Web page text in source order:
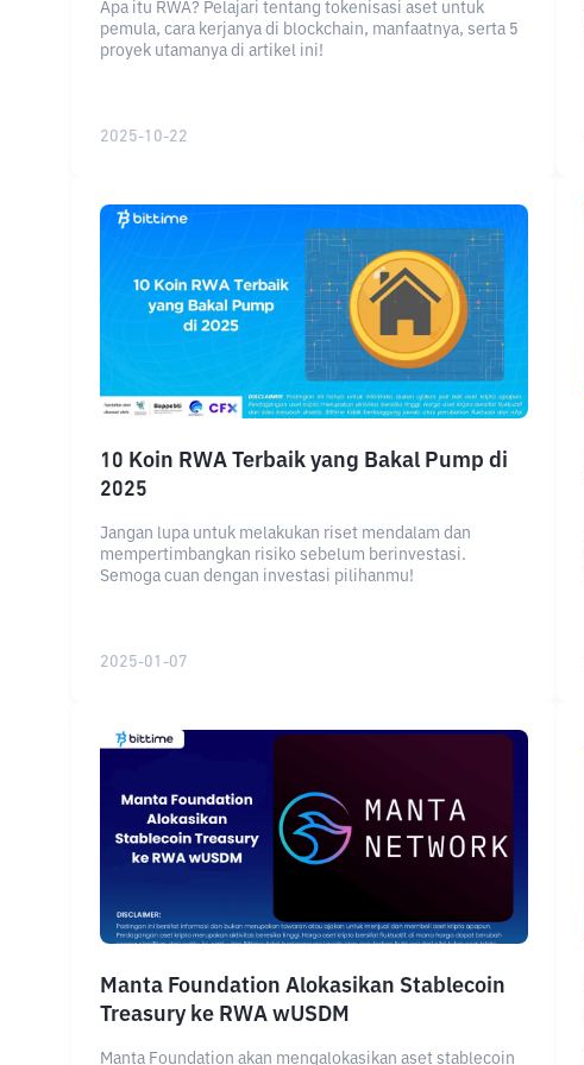
Apa itu RWA? Pelajari tentang tokenisasi aset untuk
pemula, cara kerjanya di blockchain, manfaatnya, serta 5
proyek utamanya di artikel ini!
2025-10-22
10 Koin RWA Terbaik yang Bakal Pump di
2025
Jangan lupa untuk melakukan riset mendalam dan
mempertimbangkan risiko sebelum berinvestasi.
Semoga cuan dengan investasi pilihanmu!
2025-01-07
Manta Foundation Alokasikan Stablecoin
Treasury ke RWA wUSDM
Manta Foundation akan mengalokasikan aset stablecoin